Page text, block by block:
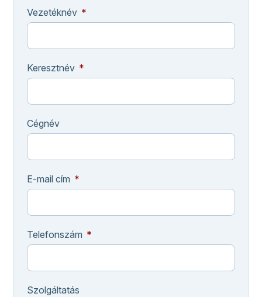
Vezetéknév
Keresztnév
Cégnév
E-mail cím
Telefonszám
Szolgáltatás